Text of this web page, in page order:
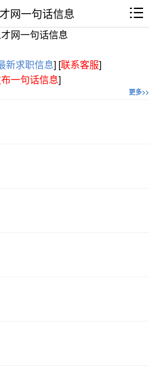
网一句话信息
网一句话信息
新求职信息] [联系客服]
一句话信息]
更多>>